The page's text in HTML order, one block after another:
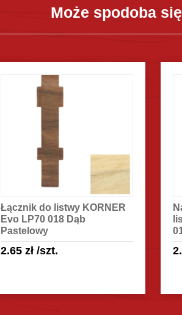
Może spodoba
Łącznik do listwy KORNER
Evo LP70 018 Dąb
Pastelowy
2.65zł /szt.